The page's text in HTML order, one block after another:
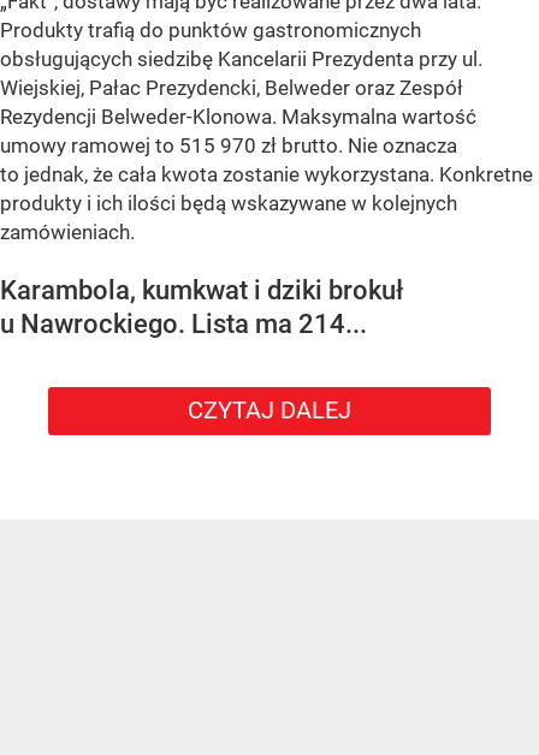
Produkty trafią do punktów gastronomicznych
obsługujących siedzibę Kancelarii Prezydenta przy ul.
Wiejskiej, Pałac Prezydencki, Belweder oraz Zespół
Rezydencji Belweder-Klonowa. Maksymalna wartość
umowy ramowej to 515 970 zł brutto. Nie oznacza
to jednak, że cała kwota zostanie wykorzystana. Konkretne
produkty i ich ilości będą wskazywane w kolejnych
zamówieniach.
Karambola, kumkwat i dziki brokuł
u Nawrockiego. Lista ma 214...
CZYTAJ DALEJ